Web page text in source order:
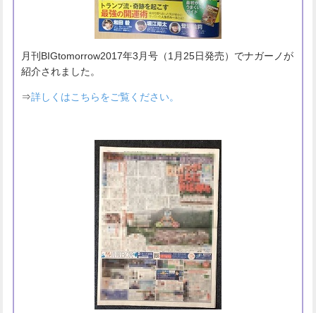
月刊BIGtomorrow2017年3月号（1月25日発売）でナガーノが
紹介されました。
⇒詳しくはこちらをご覧ください。